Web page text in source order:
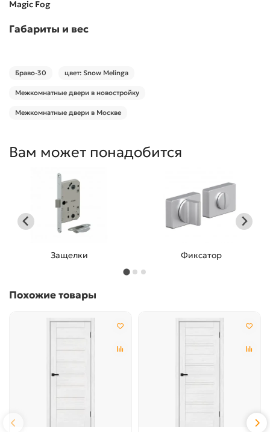
Magic Fog
Габариты и вес
Браво-30 цвет: Snow Melinga
Межкомнатные двери в новостройку
Межкомнатные двери в Москве
Вам может понадобится
Защелки Фиксатор
Похожие товары